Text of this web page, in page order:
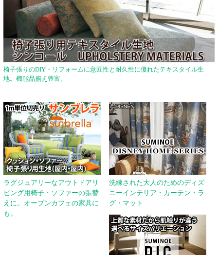
椅子張りのDIY・リフォームに意匠性と耐久性に優れたテキスタイル生
地。機能品揃え豊富。
ラグジュアリーなアウトドアリ
ビング用椅子・ソファーの張替
えに。オープンカフェの家具に
も。
洗練された大人のためのディズ
ニーインテリア・カーテン・ラ
グ・マット